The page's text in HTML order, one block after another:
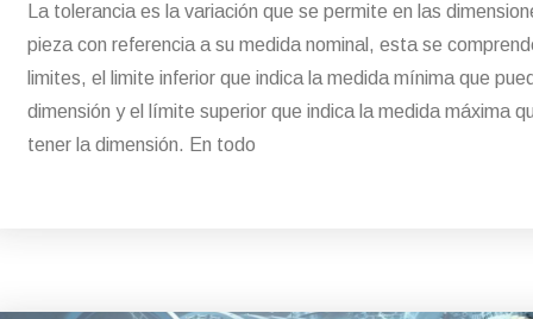
La tolerancia es la variación que se permite en las
pieza con referencia a su medida nominal, esta se
limites, el limite inferior que indica la medida mínima que
dimensión y el límite superior que indica la medida máxima
tener la dimensión. En todo